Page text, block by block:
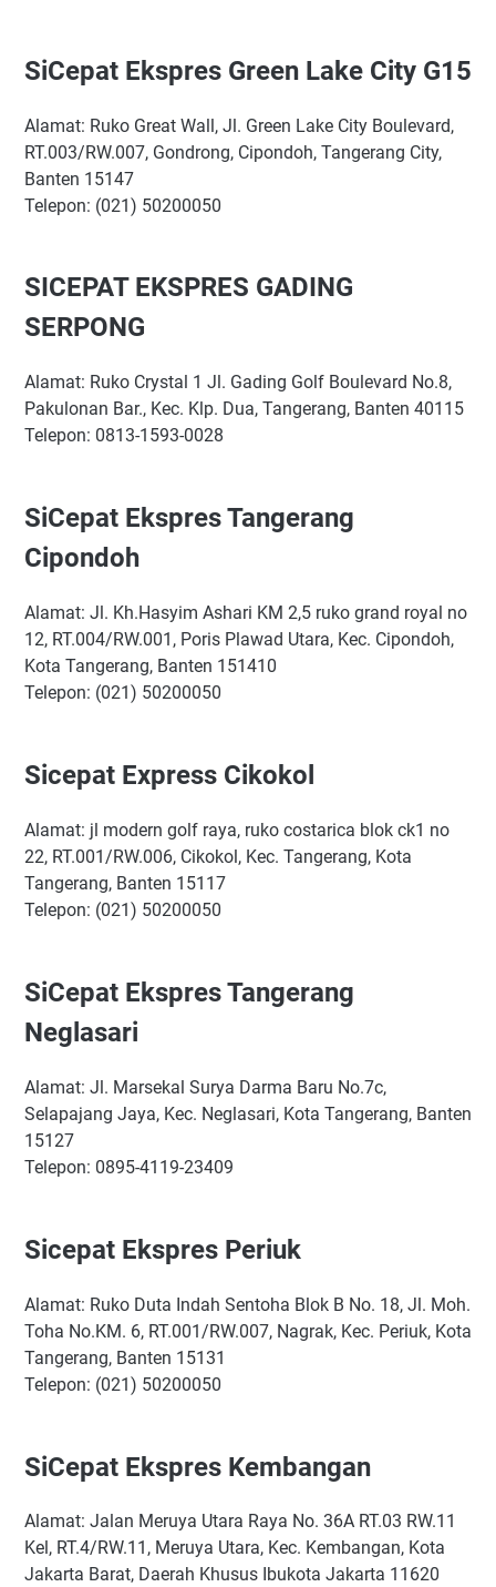
SiCepat Ekspres Green Lake City G15
Alamat: Ruko Great Wall, Jl. Green Lake City Boulevard,
RT.003/RW.007, Gondrong, Cipondoh, Tangerang City,
Banten 15147
Telepon: (021) 50200050
SICEPAT EKSPRES GADING
SERPONG
Alamat: Ruko Crystal 1 Jl. Gading Golf Boulevard No.8,
Pakulonan Bar., Kec. Klp. Dua, Tangerang, Banten 40115
Telepon: 0813-1593-0028
SiCepat Ekspres Tangerang
Cipondoh
Alamat: Jl. Kh.Hasyim Ashari KM 2,5 ruko grand royal no
12, RT.004/RW.001, Poris Plawad Utara, Kec. Cipondoh,
Kota Tangerang, Banten 151410
Telepon: (021) 50200050
Sicepat Express Cikokol
Alamat: jl modern golf raya, ruko costarica blok ck1 no
22, RT.001/RW.006, Cikokol, Kec. Tangerang, Kota
Tangerang, Banten 15117
Telepon: (021) 50200050
SiCepat Ekspres Tangerang
Neglasari
Alamat: Jl. Marsekal Surya Darma Baru No.7c,
Selapajang Jaya, Kec. Neglasari, Kota Tangerang, Banten
15127
Telepon: 0895-4119-23409
Sicepat Ekspres Periuk
Alamat: Ruko Duta Indah Sentoha Blok B No. 18, Jl. Moh.
Toha No.KM. 6, RT.001/RW.007, Nagrak, Kec. Periuk, Kota
Tangerang, Banten 15131
Telepon: (021) 50200050
SiCepat Ekspres Kembangan
Alamat: Jalan Meruya Utara Raya No. 36A RT.03 RW.11
Kel, RT.4/RW.11, Meruya Utara, Kec. Kembangan, Kota
Jakarta Barat, Daerah Khusus Ibukota Jakarta 11620